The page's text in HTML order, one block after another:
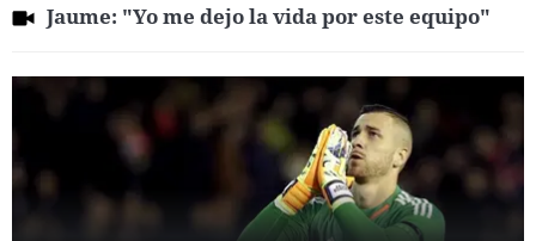
Jaume: "Yo me dejo la vida por este equipo"